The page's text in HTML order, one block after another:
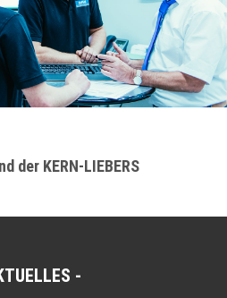
der KERN-LIEBERS